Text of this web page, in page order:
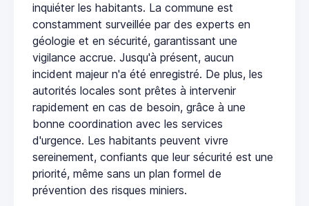
inquiéter les habitants. La commune est
constamment surveillée par des experts en
géologie et en sécurité, garantissant une
vigilance accrue. Jusqu'à présent, aucun
incident majeur n'a été enregistré. De plus, les
autorités locales sont prêtes à intervenir
rapidement en cas de besoin, grâce à une
bonne coordination avec les services
d'urgence. Les habitants peuvent vivre
sereinement, confiants que leur sécurité est une
priorité, même sans un plan formel de
prévention des risques miniers.